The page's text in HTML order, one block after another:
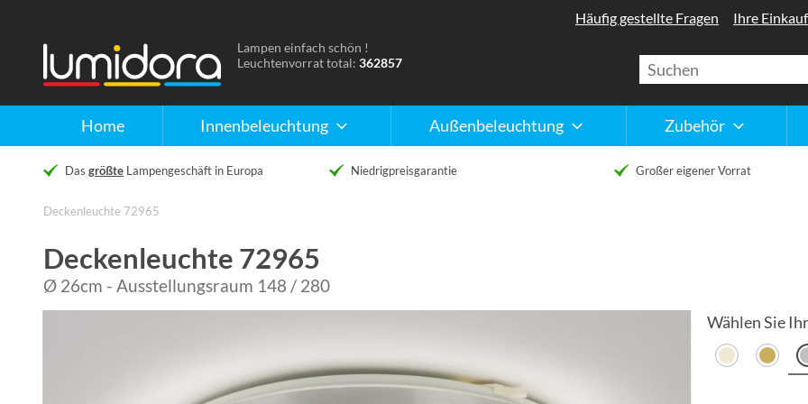
Home Innenbeleuchtung Außenbeleuchtung Zubehör
Häufig gestellte Fragen Ihre
Naar
de
Lampen einfach schön !
Leuchtenvorrat total: 362857
Das größte Lampengeschäft in Europa Niedrigpreisgarantie Großer eigener Vorrat
Deckenleuchte 72965
Deckenleuchte 72965
Ø 26cm - Ausstellungsraum 148 / 280
Wählen Sie